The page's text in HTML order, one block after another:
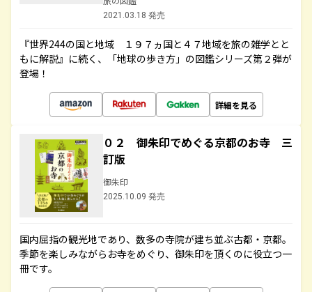
2021.03.18 発売
『世界244の国と地域 １９７ヵ国と４７地域を旅の雑学とと
もに解説』に続く、「地球の歩き方」の図鑑シリーズ第２弾が
登場！
詳細を見る
０２ 御朱印でめぐる京都のお寺 三
訂版
御朱印
2025.10.09 発売
国内屈指の観光地であり、数多の寺院が建ち並ぶ古都・京都。
季節を楽しみながらお寺をめぐり、御朱印を頂くのに役立つ一
冊です。